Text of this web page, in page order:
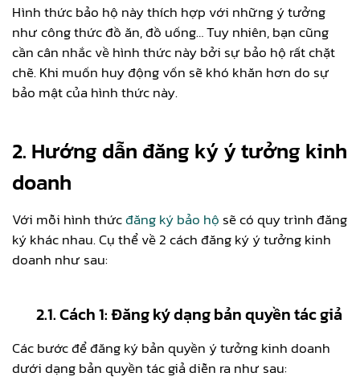
Hình thức bảo hộ này thích hợp với những ý tưởng
như công thức đồ ăn, đồ uống… Tuy nhiên, bạn cũng
cần cân nhắc về hình thức này bởi sự bảo hộ rất chặt
chẽ. Khi muốn huy động vốn sẽ khó khăn hơn do sự
bảo mật của hình thức này.
2. Hướng dẫn đăng ký ý tưởng kinh
doanh
Với mỗi hình thứcđăng ký bảo hộsẽ có quy trình đăng
ký khác nhau. Cụ thể về 2 cách đăng ký ý tưởng kinh
doanh như sau:
2.1. Cách 1:Đăng ký dạng bản quyền tác giả
Các bước để đăng ký bản quyền ý tưởng kinh doanh
dưới dạng bản quyền tác giả diễn ra như sau: